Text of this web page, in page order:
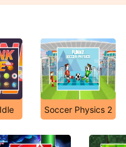
Soccer Physics 2